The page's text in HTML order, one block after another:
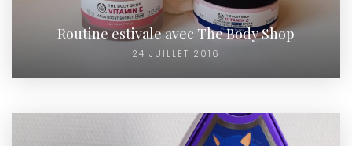
Routine estivale avec The Body Shop
24 JUILLET 2016